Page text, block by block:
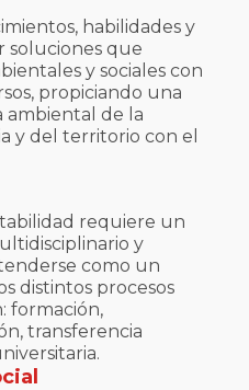
habilidades y
soluciones que
y sociales con
propiciando una
ambiental de la
y del territorio con el
requiere un
y
como un
distintos procesos
formación,
transferencia